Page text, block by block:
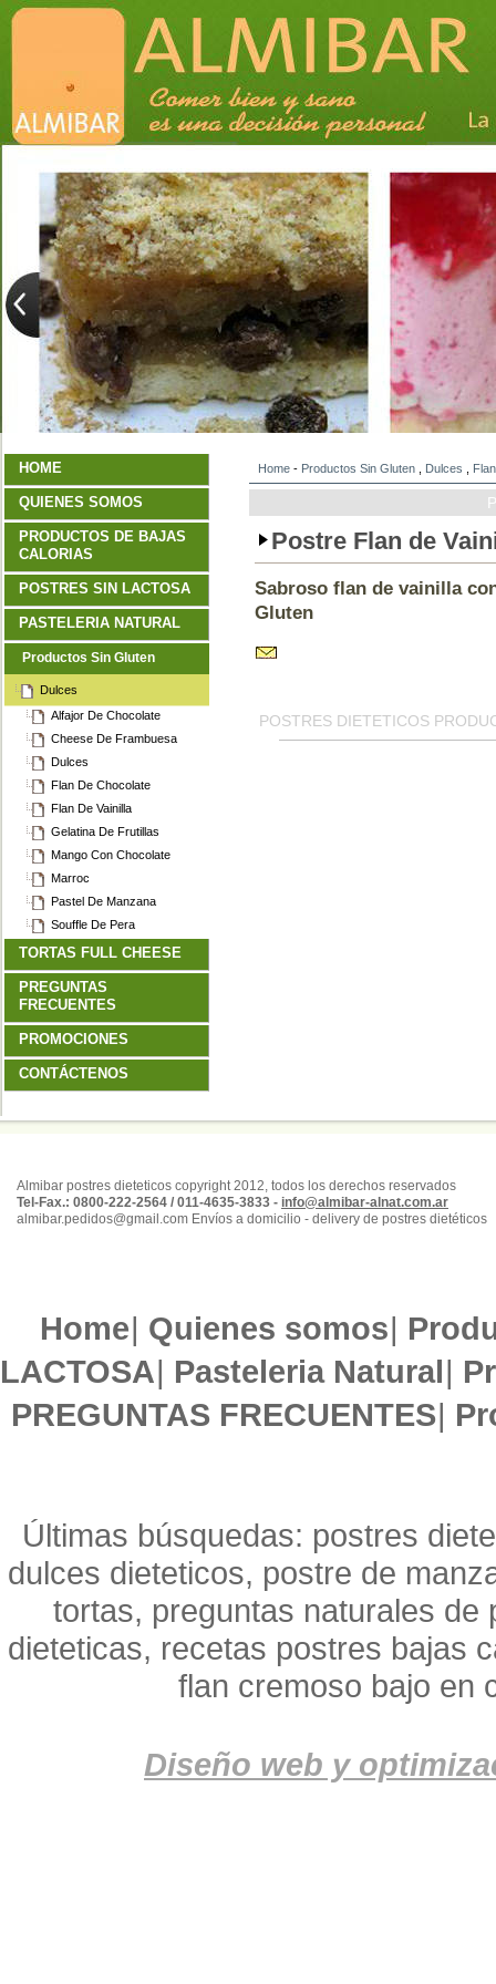
Home - Productos Sin Gluten Dulces
Postre Flan de
Sabroso flan de vainilla
Gluten
POSTRES DIETETICOS
HOME
QUIENES SOMOS
PRODUCTOS DE BAJAS
CALORIAS
POSTRES SIN LACTOSA
PASTELERIA NATURAL
Productos Sin Gluten
Dulces
Alfajor De Chocolate
Cheese De Frambuesa
Dulces
Flan De Chocolate
Flan De Vainilla
Gelatina De Frutillas
Mango Con Chocolate
Marroc
Pastel De Manzana
Souffle De Pera
TORTAS FULL CHEESE
PREGUNTAS
FRECUENTES
PROMOCIONES
CONTÁCTENOS
Almibar postres dieteticos copyright 2012, todos los derechos reservados
Tel-Fax.: 0800-222-2564 / 011-4635-3833 - info@almibar-alnat.com.ar
almibar.pedidos@gmail.com Envíos a domicilio - delivery de postres dietéticos
Home| Quienes somos|
LACTOSA| Pasteleria Natural|
PREGUNTAS FRECUENTES|
Últimas búsquedas: postres
dulces dieteticos, postre de
tortas, preguntas naturales
dieteticas, recetas postres bajas
flan cremoso bajo en
Diseño web y